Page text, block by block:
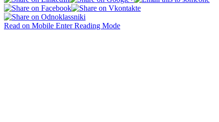
Read on Mobile Enter Reading Mode